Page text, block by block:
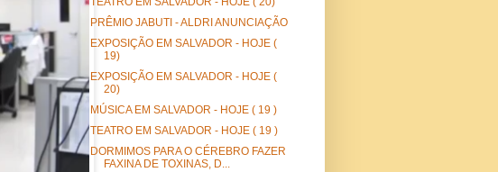
PRÊMIO JABUTI - ALDRI ANUNCIAÇÃO
EXPOSIÇÃO EM SALVADOR - HOJE (
19)
EXPOSIÇÃO EM SALVADOR - HOJE (
20)
MÚSICA EM SALVADOR - HOJE ( 19 )
TEATRO EM SALVADOR - HOJE ( 19 )
DORMIMOS PARA O CÉREBRO FAZER
FAXINA DE TOXINAS, D...